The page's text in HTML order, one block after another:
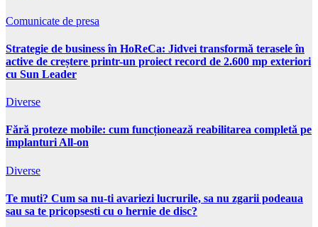
Comunicate de presa
Strategie de business în HoReCa: Jidvei transformă terasele în
active de creștere printr-un proiect record de 2.600 mp exteriori
cu Sun Leader
Diverse
Fără proteze mobile: cum funcționează reabilitarea completă pe
implanturi All-on
Diverse
Te muti? Cum sa nu-ti avariezi lucrurile, sa nu zgarii podeaua
sau sa te pricopsesti cu o hernie de disc?